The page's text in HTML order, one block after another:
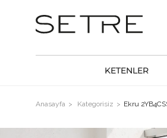
KETENLER
Anasayfa Kategorisiz Ekru